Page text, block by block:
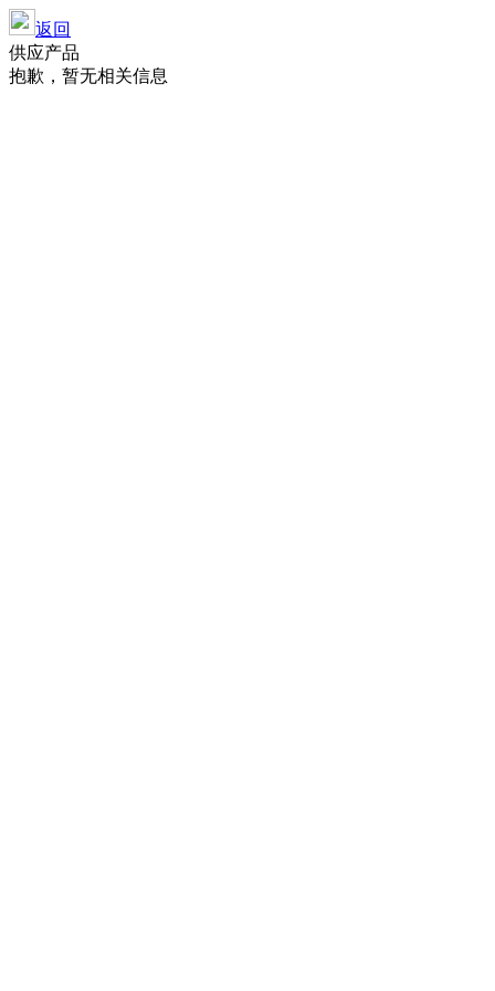
返回
供应产品
抱歉，暂无相关信息